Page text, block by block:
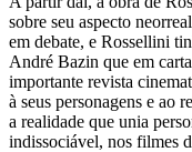
sobre seu aspecto
em debate, e Rossellini
André Bazin que em
importante revista
à seus personagens e ao
a realidade que unia
indissociável, nos filmes